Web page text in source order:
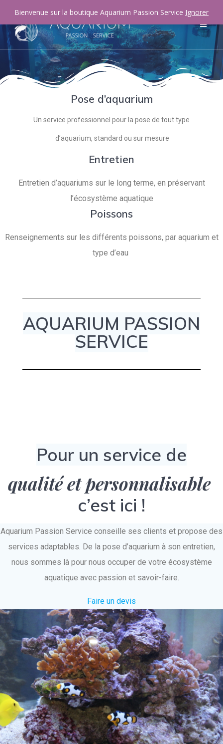
Pose d’aquarium
Un service professionnel pour la pose de tout type
d’aquarium, standard ou sur mesure
Entretien
Entretien d’aquariums sur le long terme, en préservant
l’écosystème aquatique
Poissons
Renseignements sur les différents poissons, par aquarium et
type d’eau
AQUARIUM PASSION
SERVICE
Pour un service de
qualité et personnalisable
c’est ici !
Aquarium Passion Service conseille ses clients et propose des
services adaptables. De la pose d’aquarium à son entretien,
nous sommes là pour nous occuper de votre écosystème
aquatique avec passion et savoir-faire.
Faire un devis
Bienvenue sur la boutique Aquarium Passion Service Ignorer